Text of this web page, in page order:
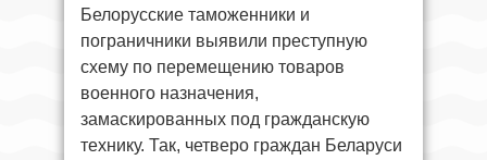
Белорусские таможенники и
пограничники выявили преступную
схему по перемещению товаров
военного назначения,
замаскированных под гражданскую
технику. Так, четверо граждан Беларуси